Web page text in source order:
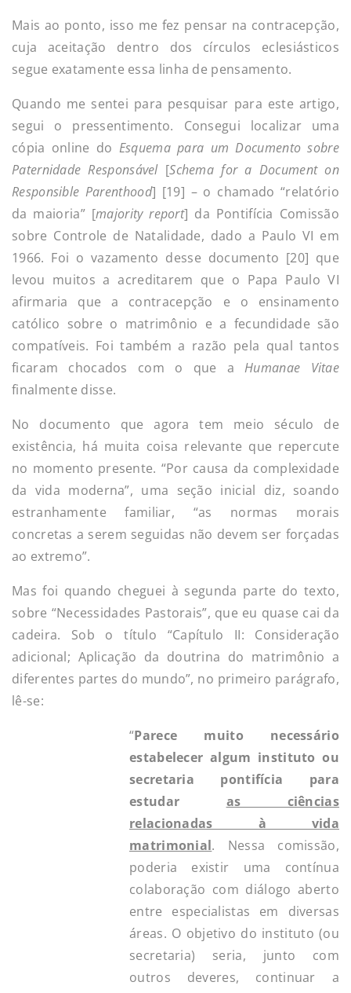
Mais ao ponto, isso me fez pensar na contracepção,
cuja aceitação dentro dos círculos eclesiásticos
segue exatamente essa linha de pensamento.
Quando me sentei para pesquisar para este artigo,
segui o pressentimento. Consegui localizar uma
cópia online do Esquema para um Documento sobre
Paternidade Responsável[Schema for a Document on
Responsible Parenthood] [19] – o chamado “relatório
da maioria” [majority report] da Pontifícia Comissão
sobre Controle de Natalidade, dado a Paulo VI em
1966. Foi o vazamento desse documento [20] que
levou muitos a acreditarem que o Papa Paulo VI
afirmaria que a contracepção e o ensinamento
católico sobre o matrimônio e a fecundidade são
compatíveis. Foi também a razão pela qual tantos
ficaram chocados com o que aHumanae Vitae
finalmente disse.
No documento que agora tem meio século de
existência, há muita coisa relevante que repercute
no momento presente. “Por causa da complexidade
da vida moderna”, uma seção inicial diz, soando
estranhamente familiar, “as normas morais
concretas a serem seguidas não devem ser forçadas
ao extremo”.
Mas foi quando cheguei à segunda parte do texto,
sobre “Necessidades Pastorais”, que eu quase cai da
cadeira. Sob o título “Capítulo II: Consideração
adicional; Aplicação da doutrina do matrimônio a
diferentes partes do mundo”, no primeiro parágrafo,
lê-se:
“Parece muito necessário
estabelecer algum instituto ou
secretaria pontifícia para
estudar as ciências
relacionadas à vida
matrimonial. Nessa comissão,
poderia existir uma contínua
colaboração com diálogo aberto
entre especialistas em diversas
áreas. O objetivo do instituto (ou
secretaria) seria, junto com
outros deveres, continuar a